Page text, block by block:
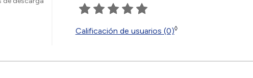
Calificación de usuarios (0)◊